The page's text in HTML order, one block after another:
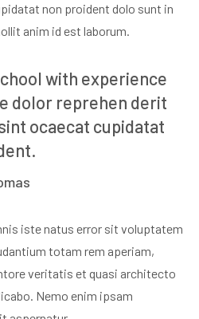
non proident dolo sunt in
anim id est laborum.
with experience
dolor reprehen derit
ocaecat cupidatat
iste natus error sit voluptatem
totam rem aperiam,
veritatis et quasi architecto
Nemo enim ipsam